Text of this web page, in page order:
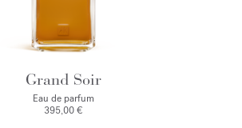
Grand Soir
Eau de parfum
395,00 €